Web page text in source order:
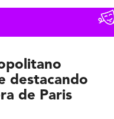
destacando
de Paris